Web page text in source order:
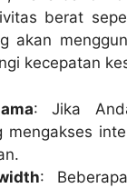
berat
akan
kecepatan
: Jika
mengakses
: